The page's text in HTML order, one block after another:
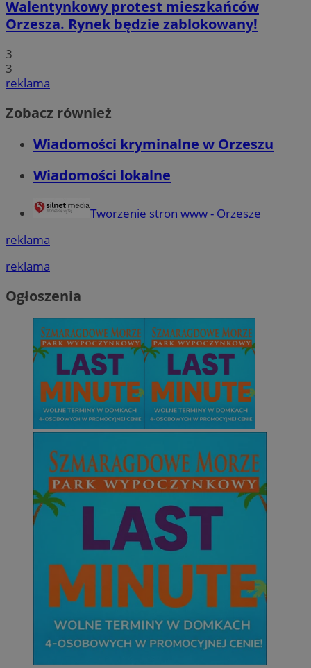
Walentynkowy protest mieszkańców
Orzesza. Rynek będzie zablokowany!
3
3
reklama
Zobacz również
Wiadomości kryminalne w Orzeszu
Wiadomości lokalne
Tworzenie stron www - Orzesze
reklama
reklama
Ogłoszenia